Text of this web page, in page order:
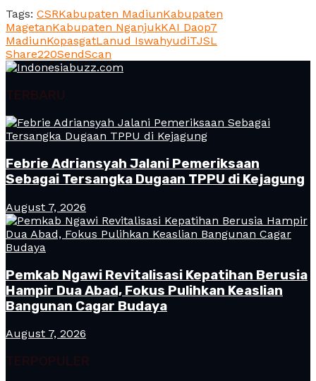
Tags: CSRKabupaten MadiunKabupaten
MagetanKabupaten NganjukKAI Daop7
MadiunKopasgatLanud IswahyudiTJSL
Share220SendScan
TERBARU
Febrie Adriansyah Jalani Pemeriksaan
Sebagai Tersangka Dugaan TPPU di Kejagung
August 7, 2026
Pemkab Ngawi Revitalisasi Kepatihan Berusia
Hampir Dua Abad, Fokus Pulihkan Keaslian
Bangunan Cagar Budaya
August 7, 2026
TERPOPULER